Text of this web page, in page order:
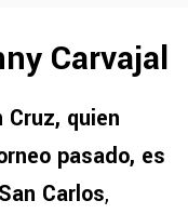
Carvajal
Cruz, quien
pasado, es
Carlos,